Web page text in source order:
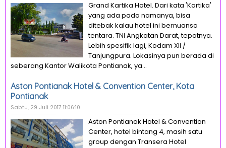
Grand Kartika Hotel. Dari kata 'Kartika'
yang ada pada namanya, bisa
ditebak kalau hotel ini bernuansa
tentara. TNI Angkatan Darat, tepatnya.
Lebih spesifik lagi, Kodam XII /
Tanjungpura. Lokasinya pun berada di
seberang Kantor Walikota Pontianak, ya...
Aston Pontianak Hotel & Convention Center, Kota
Pontianak
Sabtu, 29 Juli 2017 11:06:10
Aston Pontianak Hotel & Convention
Center, hotel bintang 4, masih satu
group dengan Transera Hotel